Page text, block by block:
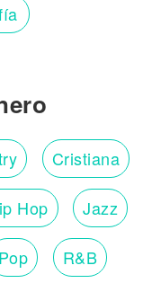
Cristiana
Hop Jazz
Pop R&B